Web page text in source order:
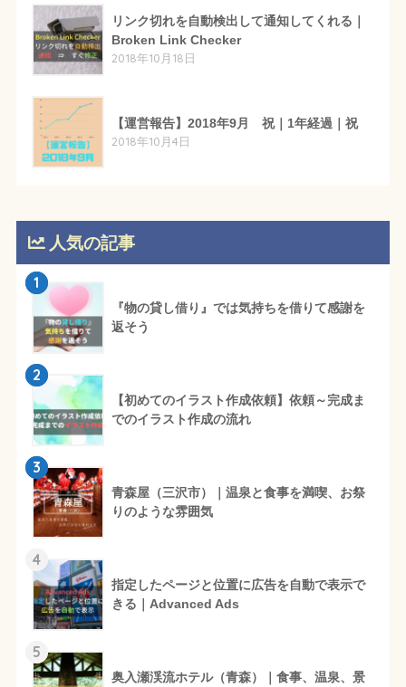
リンク切れを自動検出して通知してくれる｜
Broken Link Checker
2018年10月18日
【運営報告】2018年9月 祝｜1年経過｜祝
2018年10月4日
人気の記事
1
『物の貸し借り』では気持ちを借りて感謝を
返そう
2
【初めてのイラスト作成依頼】依頼～完成ま
でのイラスト作成の流れ
3
青森屋（三沢市）｜温泉と食事を満喫、お祭
りのような雰囲気
4
指定したページと位置に広告を自動で表示で
きる｜Advanced Ads
5
奥入瀬渓流ホテル（青森）｜食事、温泉、景